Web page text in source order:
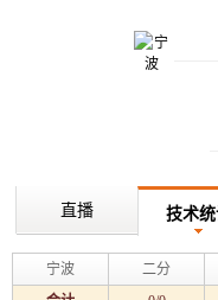
直播 技术
宁波 二分